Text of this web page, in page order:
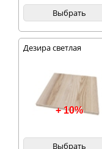
Выбрать
Дезира светлая
+ 10%
Выбрать